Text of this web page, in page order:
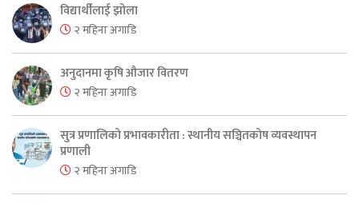
विद्यार्थीलाई झोला
२ महिना अगाडि
अनुदानमा कृषि औजार वितरण
२ महिना अगाडि
सुत्र प्रणालिको प्रभावकारीता : स्थानीय सञ्चितकोष व्यवस्थापन
प्रणाली
२ महिना अगाडि